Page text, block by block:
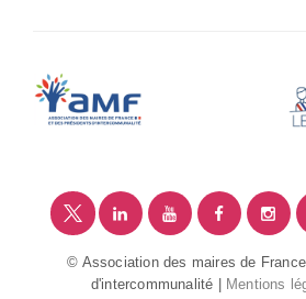
© Association des maires de
d'intercommunalité |
Mentions